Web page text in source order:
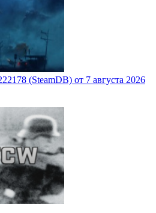
(SteamDB) от 7 августа 2026